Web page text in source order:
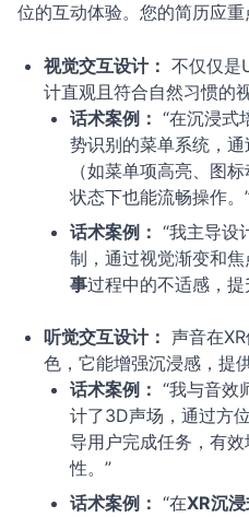
位的互动体验。您的简历应
视觉交互设计： 不仅仅是
计直观且符合自然习惯的
话术案例： “在沉浸式
势识别的菜单系统，通
（如菜单项高亮、图
状态下也能流畅操作。
话术案例： “我主导设
制，通过视觉渐变和
事过程中的不适感，
听觉交互设计： 声音在
色，它能增强沉浸感，提
话术案例： “我与音效
计了3D声场，通过方
导用户完成任务，有效
性。”
话术案例： “在XR沉